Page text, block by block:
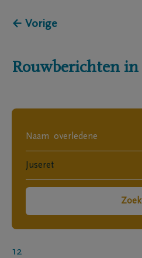
← Vorige
Rouwberichten in
Zoek
12